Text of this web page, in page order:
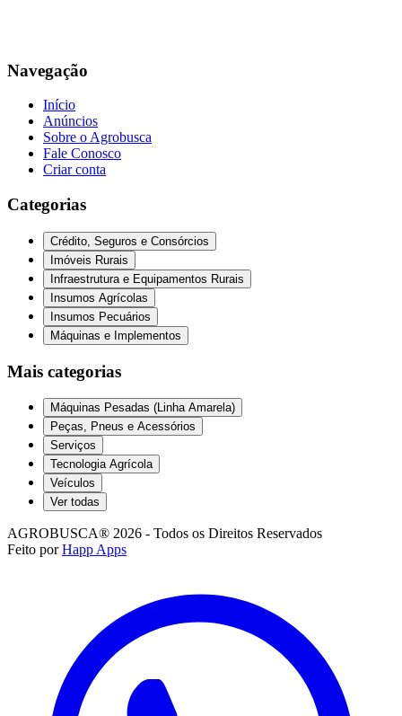
Navegação
Início
Anúncios
Sobre o Agrobusca
Fale Conosco
Criar conta
Categorias
Crédito, Seguros e Consórcios
Imóveis Rurais
Infraestrutura e Equipamentos Rurais
Insumos Agrícolas
Insumos Pecuários
Máquinas e Implementos
Mais categorias
Máquinas Pesadas (Linha Amarela)
Peças, Pneus e Acessórios
Serviços
Tecnologia Agrícola
Veículos
Ver todas
AGROBUSCA® 2026 - Todos os Direitos Reservados
Feito por Happ Apps